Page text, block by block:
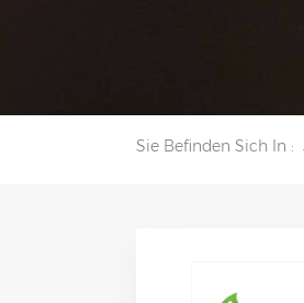
Sie Befinden Sich In :